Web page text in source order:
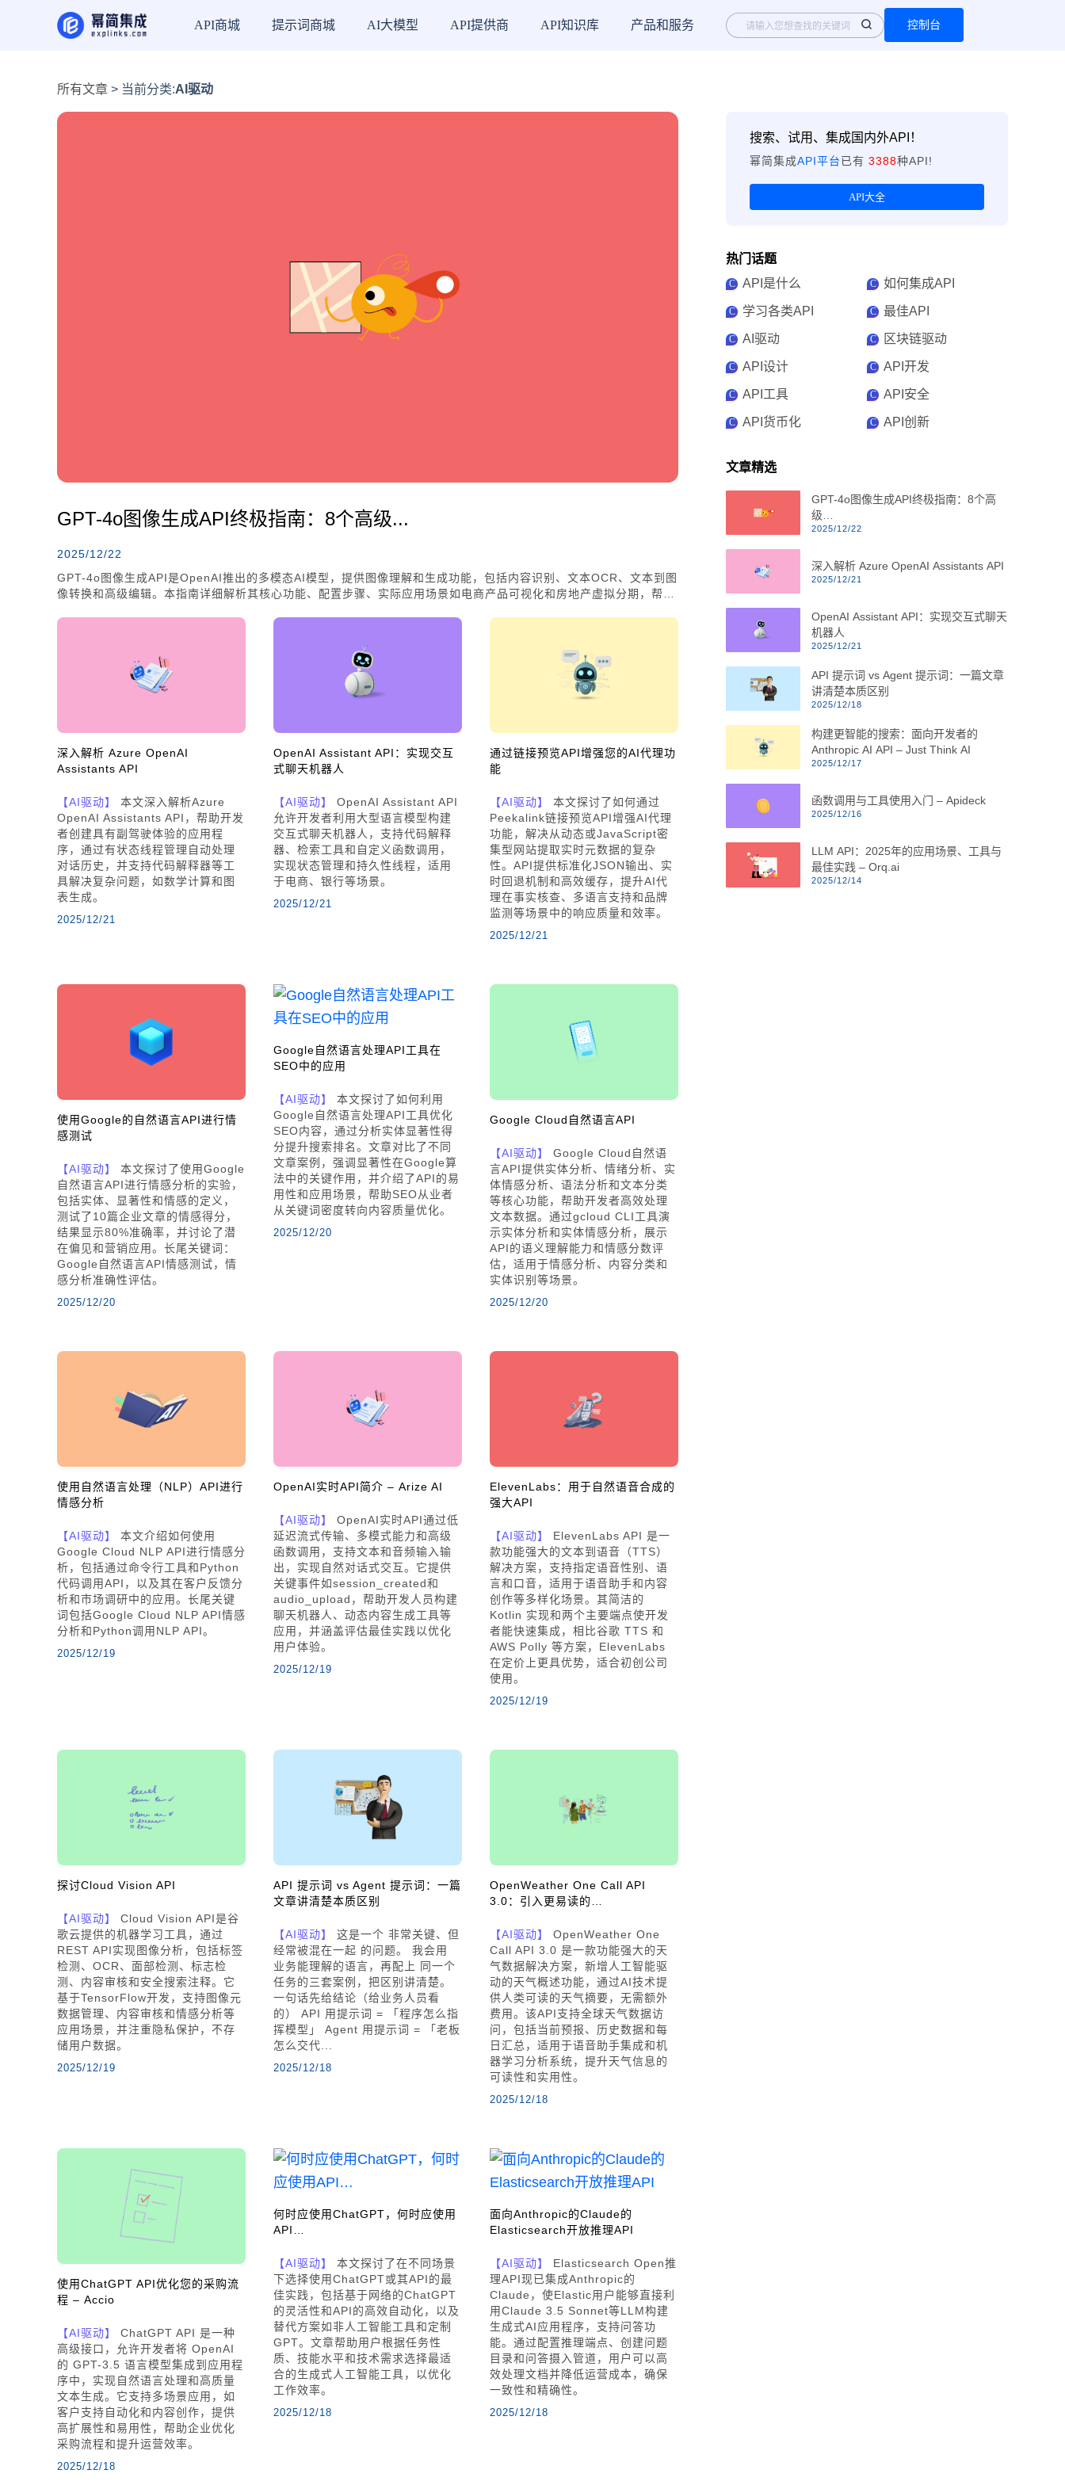
API商城 提示词商城 AI大模型 API提供商 API知识库 产品和服务 控制台
所有文章 > 当前分类:AI驱动
GPT-4o图像生成API终极指南：8个高级...
2025/12/22
GPT-4o图像生成API是OpenAI推出的多模态AI模型，提供图像理解和生成功能，包括内容识别、文本OCR、文本到图
像转换和高级编辑。本指南详细解析其核心功能、配置步骤、实际应用场景如电商产品可视化和房地产虚拟分期，帮助
深入解析 Azure OpenAI
Assistants API
【AI驱动】
本文深入解析Azure
OpenAI Assistants API，帮助开发
者创建具有副驾驶体验的应用程
序，通过有状态线程管理自动处理
对话历史，并支持代码解释器等工
具解决复杂问题，如数学计算和图
表生成。
2025/12/21
OpenAI Assistant API：实现交互
式聊天机器人
【AI驱动】
OpenAI Assistant API
允许开发者利用大型语言模型构建
交互式聊天机器人，支持代码解释
器、检索工具和自定义函数调用，
实现状态管理和持久性线程，适用
于电商、银行等场景。
2025/12/21
通过链接预览API增强您的AI代理功
能
【AI驱动】
本文探讨了如何通过
Peekalink链接预览API增强AI代理
功能，解决从动态或JavaScript密
集型网站提取实时元数据的复杂
性。API提供标准化JSON输出、实
时回退机制和高效缓存，提升AI代
理在事实核查、多语言支持和品牌
监测等场景中的响应质量和效率。
2025/12/21
使用Google的自然语言API进行情
感测试
【AI驱动】
本文探讨了使用Google
自然语言API进行情感分析的实验，
包括实体、显著性和情感的定义，
测试了10篇企业文章的情感得分，
结果显示80%准确率，并讨论了潜
在偏见和营销应用。长尾关键词：
Google自然语言API情感测试，情
感分析准确性评估。
2025/12/20
Google自然语言处理API工具在
SEO中的应用
【AI驱动】
本文探讨了如何利用
Google自然语言处理API工具优化
SEO内容，通过分析实体显著性得
分提升搜索排名。文章对比了不同
文章案例，强调显著性在Google算
法中的关键作用，并介绍了API的易
用性和应用场景，帮助SEO从业者
从关键词密度转向内容质量优化。
2025/12/20
Google Cloud自然语言API
【AI驱动】
Google Cloud自然语
言API提供实体分析、情绪分析、实
体情感分析、语法分析和文本分类
等核心功能，帮助开发者高效处理
文本数据。通过gcloud CLI工具演
示实体分析和实体情感分析，展示
API的语义理解能力和情感分数评
估，适用于情感分析、内容分类和
实体识别等场景。
2025/12/20
使用自然语言处理（NLP）API进行
情感分析
【AI驱动】
本文介绍如何使用
Google Cloud NLP API进行情感分
析，包括通过命令行工具和Python
代码调用API，以及其在客户反馈分
析和市场调研中的应用。长尾关键
词包括Google Cloud NLP API情感
分析和Python调用NLP API。
2025/12/19
OpenAI实时API简介 – Arize AI
【AI驱动】
OpenAI实时API通过低
延迟流式传输、多模式能力和高级
函数调用，支持文本和音频输入输
出，实现自然对话式交互。它提供
关键事件如session_created和
audio_upload，帮助开发人员构建
聊天机器人、动态内容生成工具等
应用，并涵盖评估最佳实践以优化
用户体验。
2025/12/19
ElevenLabs：用于自然语音合成的
强大API
【AI驱动】
ElevenLabs API 是一
款功能强大的文本到语音（TTS）
解决方案，支持指定语音性别、语
言和口音，适用于语音助手和内容
创作等多样化场景。其简洁的
Kotlin 实现和两个主要端点使开发
者能快速集成，相比谷歌 TTS 和
AWS Polly 等方案，ElevenLabs
在定价上更具优势，适合初创公司
使用。
2025/12/19
探讨Cloud Vision API
【AI驱动】
Cloud Vision API是谷
歌云提供的机器学习工具，通过
REST API实现图像分析，包括标签
检测、OCR、面部检测、标志检
测、内容审核和安全搜索注释。它
基于TensorFlow开发，支持图像元
数据管理、内容审核和情感分析等
应用场景，并注重隐私保护，不存
储用户数据。
2025/12/19
API 提示词 vs Agent 提示词：一篇
文章讲清楚本质区别
【AI驱动】
这是一个 非常关键、但
经常被混在一起 的问题。 我会用
业务能理解的语言，再配上 同一个
任务的三套案例，把区别讲清楚。
一句话先给结论（给业务人员看
的） API 用提示词 = 「程序怎么指
挥模型」 Agent 用提示词 = 「老板
怎么交代...
2025/12/18
OpenWeather One Call API
3.0：引入更易读的…
【AI驱动】
OpenWeather One
Call API 3.0 是一款功能强大的天
气数据解决方案，新增人工智能驱
动的天气概述功能，通过AI技术提
供人类可读的天气摘要，无需额外
费用。该API支持全球天气数据访
问，包括当前预报、历史数据和每
日汇总，适用于语音助手集成和机
器学习分析系统，提升天气信息的
可读性和实用性。
2025/12/18
使用ChatGPT API优化您的采购流
程 – Accio
【AI驱动】
ChatGPT API 是一种
高级接口，允许开发者将 OpenAI
的 GPT-3.5 语言模型集成到应用程
序中，实现自然语言处理和高质量
文本生成。它支持多场景应用，如
客户支持自动化和内容创作，提供
高扩展性和易用性，帮助企业优化
采购流程和提升运营效率。
2025/12/18
何时应使用ChatGPT，何时应使用
API…
【AI驱动】
本文探讨了在不同场景
下选择使用ChatGPT或其API的最
佳实践，包括基于网络的ChatGPT
的灵活性和API的高效自动化，以及
替代方案如非人工智能工具和定制
GPT。文章帮助用户根据任务性
质、技能水平和技术需求选择最适
合的生成式人工智能工具，以优化
工作效率。
2025/12/18
面向Anthropic的Claude的
Elasticsearch开放推理API
【AI驱动】
Elasticsearch Open推
理API现已集成Anthropic的
Claude，使Elastic用户能够直接利
用Claude 3.5 Sonnet等LLM构建
生成式AI应用程序，支持问答功
能。通过配置推理端点、创建问题
目录和问答摄入管道，用户可以高
效处理文档并降低运营成本，确保
一致性和精确性。
2025/12/18
搜索、试用、集成国内外API！
幂简集成API平台已有 3388种API!
API大全
热门话题
C API是什么 C 如何集成API
C 学习各类API C 最佳API
C AI驱动 C 区块链驱动
C API设计 C API开发
C API工具 C API安全
C API货币化 C API创新
文章精选
GPT-4o图像生成API终极指南：8个高
级…
2025/12/22
深入解析 Azure OpenAI Assistants API
2025/12/21
OpenAI Assistant API：实现交互式聊天
机器人
2025/12/21
API 提示词 vs Agent 提示词：一篇文章
讲清楚本质区别
2025/12/18
构建更智能的搜索：面向开发者的
Anthropic AI API – Just Think AI
2025/12/17
函数调用与工具使用入门 – Apideck
2025/12/16
LLM API：2025年的应用场景、工具与
最佳实践 – Orq.ai
2025/12/14